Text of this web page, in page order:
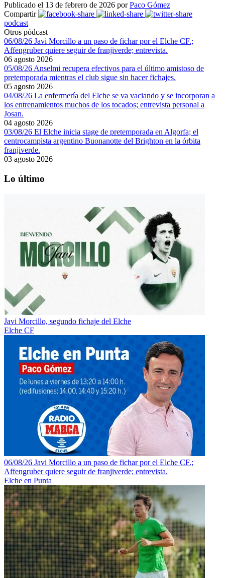
Publicado el 13 de febrero de 2026 porPaco Gómez
Compartir
podcast
Otros pódcast
06/08/26 Javi Morcillo a un paso de fichar por el Elche CF.;
Affengruber quiere seguir de franjiverde; entrevista.
06 agosto 2026
05/08/26 Anselmi recupera efectivos para el último amistoso de
pretemporada mientras el club sigue sin hacer fichajes.
05 agosto 2026
04/08/26 La enfermería del Elche se va vaciando y se incorporan a
los entrenamientos muchos de los tocados; entrevista personal a
Josan.
04 agosto 2026
03/08/26 El Elche inicia stage de pretemporada en Algorfa; el
centrocampista argentino Buonanotte del Brighton en la órbita
franjiverde.
03 agosto 2026
Lo último
Javi Morcillo, segundo fichaje del Elche
Elche CF
06/08/26 Javi Morcillo a un paso de fichar por el Elche CF.;
Affengruber quiere seguir de franjiverde; entrevista.
Elche en Punta